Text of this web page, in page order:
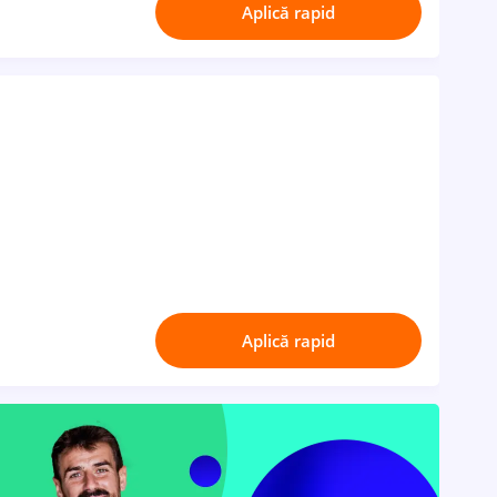
Aplică rapid
Aplică rapid